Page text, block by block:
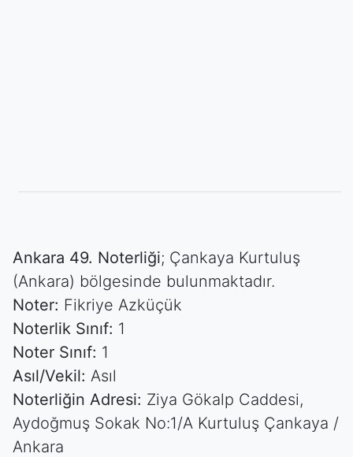
Ankara 49. Noterliği; Çankaya Kurtuluş
(Ankara) bölgesinde bulunmaktadır.
Noter: Fikriye Azküçük
Noterlik Sınıf: 1
Noter Sınıf: 1
Asıl/Vekil: Asıl
Noterliğin Adresi: Ziya Gökalp Caddesi,
Aydoğmuş Sokak No:1/A Kurtuluş Çankaya /
Ankara